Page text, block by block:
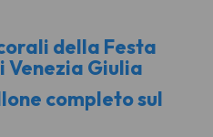
della Festa
Venezia Giulia
completo sul